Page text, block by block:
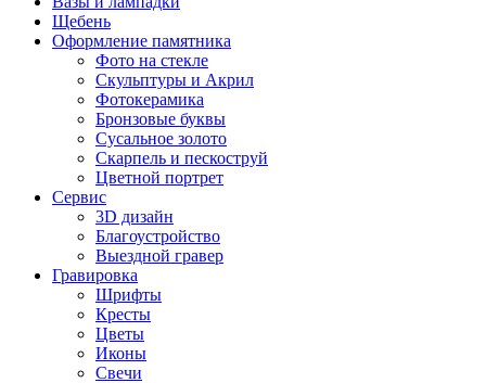
Щебень
Оформление памятника
Фото на стекле
Скульптуры и Акрил
Фотокерамика
Бронзовые буквы
Сусальное золото
Скарпель и пескоструй
Цветной портрет
Сервис
3D дизайн
Благоустройство
Выездной гравер
Гравировка
Шрифты
Кресты
Цветы
Иконы
Свечи